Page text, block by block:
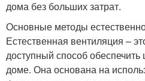
дома без больших затрат.
Основные методы
Естественная вентиляция –
доступный способ
доме. Она основана на